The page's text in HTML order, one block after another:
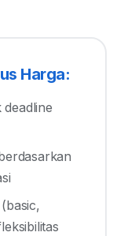
Harga: